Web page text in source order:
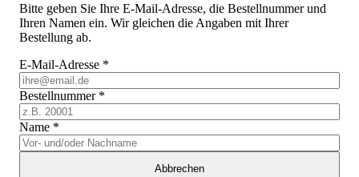
Bitte geben Sie Ihre E-Mail-Adresse, die Bestellnummer und
Ihren Namen ein. Wir gleichen die Angaben mit Ihrer
Bestellung ab.
E-Mail-Adresse *
Bestellnummer *
Name *
Abbrechen